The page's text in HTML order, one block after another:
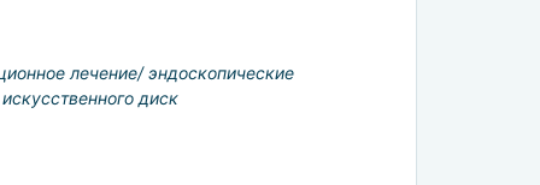
лечение/ эндоскопические
диск